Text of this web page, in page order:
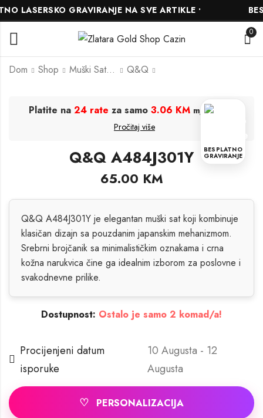
GRAVIRANJE NA SVE ARTIKLE •
0
Dom Shop Muški Satovi Q&Q
Q&Q A11A-001PY
Casio MTP-V005L-
7B5UDF
BESPLATNO
GRAVIRANJE
Platite na 24 rate za samo 3.06 KM mjesečno
Pročitaj više
Q&Q A484J301Y
65.00 KM
Q&Q A484J301Y je elegantan muški sat koji kombinuje
klasičan dizajn sa pouzdanim japanskim mehanizmom.
Srebrni brojčanik sa minimalističkim oznakama i crna
kožna narukvica čine ga idealnim izborom za poslovne i
svakodnevne prilike.
Dostupnost: Ostalo je samo 2 komad/a!
Procijenjeni datum
isporuke
10 Augusta - 12
Augusta
♡ PERSONALIZACIJA